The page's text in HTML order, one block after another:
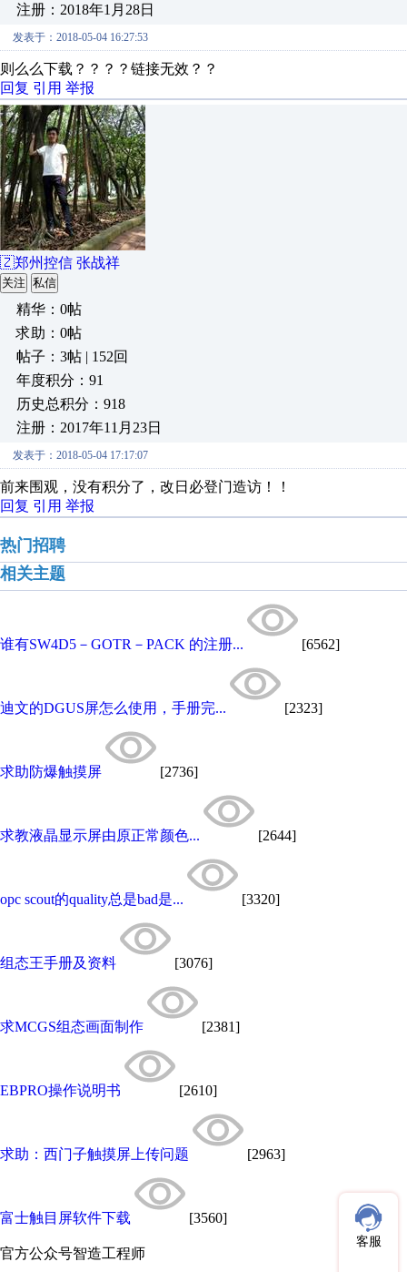
注册：2018年1月28日
发表于：2018-05-04 16:27:53
则么么下载？？？？链接无效？？
回复 引用 举报
🇿郑州控信 张战祥
关注 私信
精华：0帖
求助：0帖
帖子：3帖 | 152回
年度积分：91
历史总积分：918
注册：2017年11月23日
发表于：2018-05-04 17:17:07
前来围观，没有积分了，改日必登门造访！！
回复 引用 举报
热门招聘
相关主题
谁有SW4D5－GOTR－PACK 的注册... [6562]
迪文的DGUS屏怎么使用，手册完... [2323]
求助防爆触摸屏 [2736]
求教液晶显示屏由原正常颜色... [2644]
opc scout的quality总是bad是... [3320]
组态王手册及资料 [3076]
求MCGS组态画面制作 [2381]
EBPRO操作说明书 [2610]
求助：西门子触摸屏上传问题 [2963]
富士触目屏软件下载 [3560]
官方公众号智造工程师
客服